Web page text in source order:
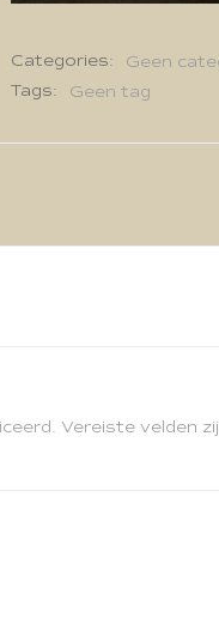
Categories:
Geen
Tags:
Geen tag
Vereiste velden